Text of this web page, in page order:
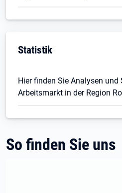
Statistik
Hier finden Sie Analysen
Arbeitsmarkt in der Region
So finden Sie uns